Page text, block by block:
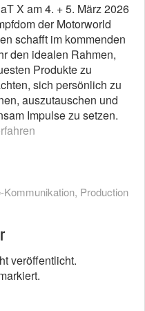
X am 4. + 5. März 2026
der Motorworld
schafft im kommenden
den idealen Rahmen,
Produkte zu
sich persönlich zu
auszutauschen und
Impulse zu setzen.
Kommunikation, Production
veröffentlicht.